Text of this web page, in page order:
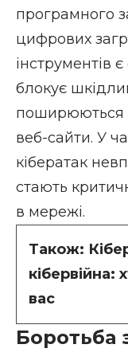
програмного
цифрових
інструментів
блокує
поширюються
веб-сайти. У
кібератак
стають
в мережі.
Також:
кібервійна:
вас
Боротьба